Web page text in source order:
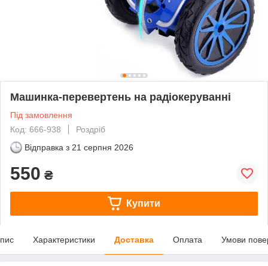
Машинка-перевертень на радіокеруванні
Під замовлення
Код: 666-938
Роздріб
Відправка з 21 серпня 2026
550 ₴
Купити
Характеристики Доставка Оплата Умови